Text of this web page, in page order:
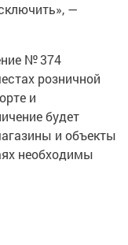
—
№ 374
розничной
и
будет
и объекты
необходимы